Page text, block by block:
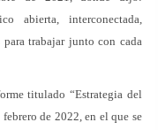
abierta, interconectada,
para trabajar junto con cada
titulado “Estrategia del
de 2022, en el que se